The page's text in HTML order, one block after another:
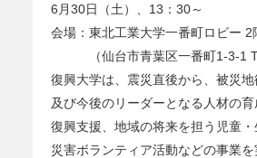
6月30日（土）、13：30～
会場：東北工業大学一番町ロビー 2
（仙台市青葉区一番町1-3-1
復興大学は、震災直後から、被災
及び今後のリーダーとなる人材の
復興支援、地域の将来を担う児童・
災害ボランティア活動などの事業